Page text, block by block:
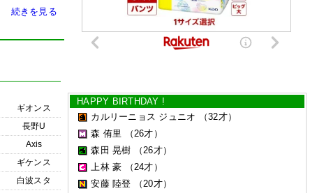
続きを見る
ギオンス
長野U
Axis
ギケンス
白波スタ
HAPPY BIRTHDAY !
カルリーニョス ジュニオ
（32才）
森 侑里
（26才）
森田 晃樹
（26才）
上林 豪
（24才）
安藤 陸登
（20才）